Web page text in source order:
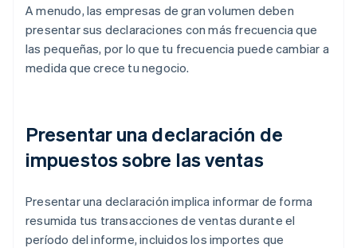
A menudo, las empresas de gran volumen deben
presentar sus declaraciones con más frecuencia que
las pequeñas, por lo que tu frecuencia puede cambiar a
medida que crece tu negocio.
Presentar una declaración de
impuestos sobre las ventas
Presentar una declaración implica informar de forma
resumida tus transacciones de ventas durante el
período del informe, incluidos los importes que